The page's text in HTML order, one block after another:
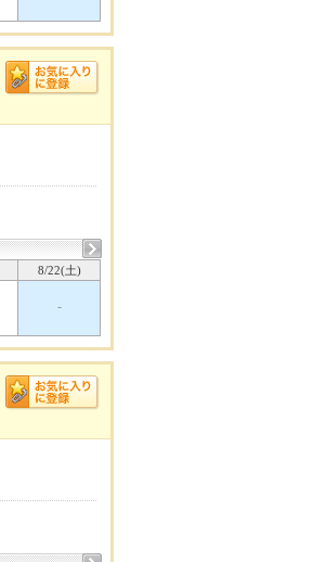
8/22(土)
-